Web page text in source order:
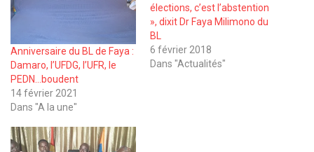
Anniversaire du BL de Faya :
Damaro, l’UFDG, l’UFR, le
PEDN…boudent
14 février 2021
Dans "A la une"
élections, c’est l’abstention
», dixit Dr Faya Milimono du
BL
6 février 2018
Dans "Actualités"